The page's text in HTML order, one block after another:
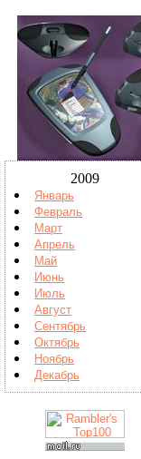
2009
Январь
Февраль
Март
Апрель
Май
Июнь
Июль
Август
Сентябрь
Октябрь
Ноябрь
Декабрь